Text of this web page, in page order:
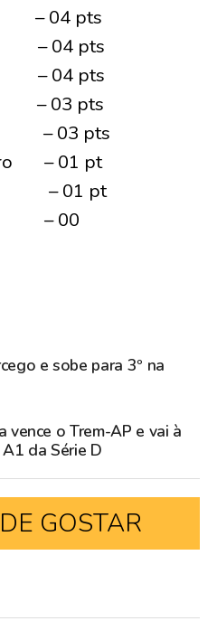
pts
04 pts
04 pts
pts
– 03 pts
– 01 pt
– 01 pt
– 00
e sobe para 3º na
vence o Trem-AP e vai à
da Série D
GOSTAR